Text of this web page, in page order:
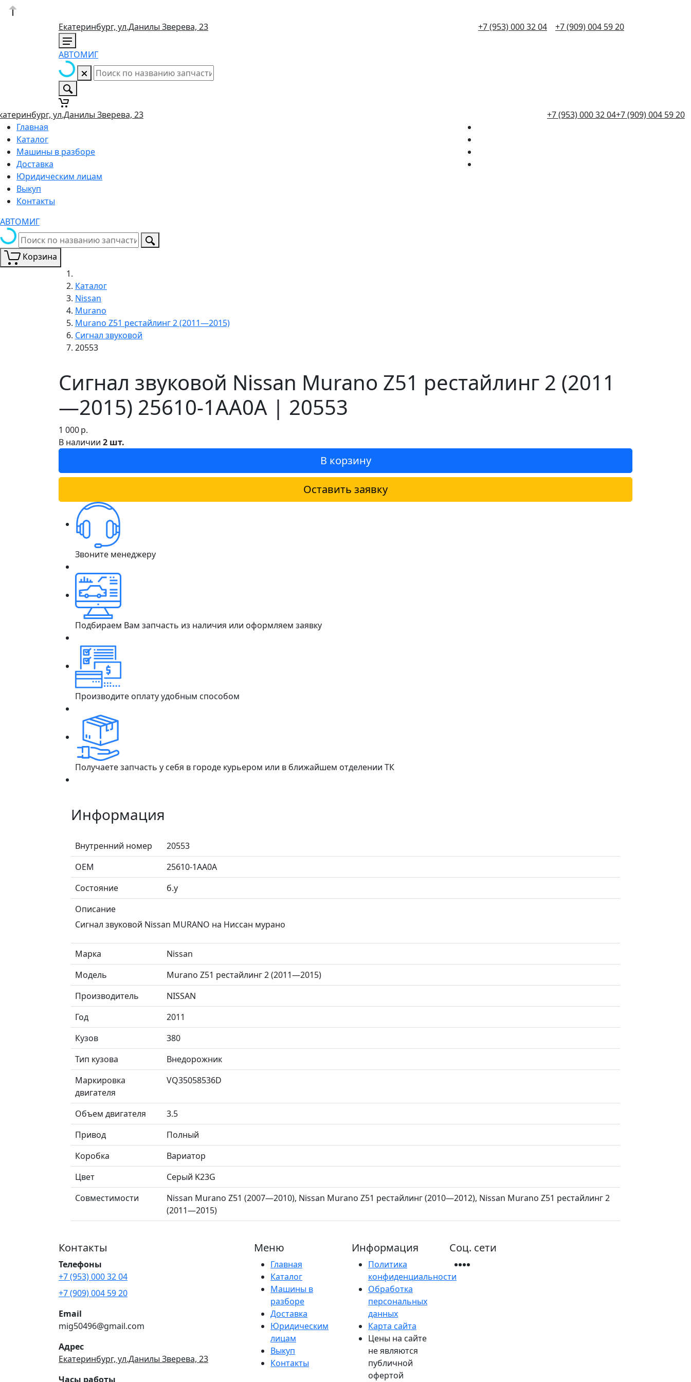
Екатеринбург, ул.Данилы Зверева, 23 +7 (953) 000 32 04 +7 (909) 004 59 20
АВТОМИГ
ул.Данилы Зверева, 23 +7 (953) 000 32 04+7 (909) 004 59 20
Главная
Каталог
Машины в разборе
Доставка
Юридическим лицам
Выкуп
Контакты
АВТОМИГ
Корзина
Каталог
Nissan
Murano
Murano Z51 рестайлинг 2 (2011—2015)
Сигнал звуковой
20553
Сигнал звуковой Nissan Murano Z51 рестайлинг 2 (2011
—2015) 25610-1AA0A | 20553
1 000р.
В наличии 2 шт.
В корзину
Оставить заявку
Звоните менеджеру
Подбираем Вам запчасть из наличия или оформляем заявку
Производите оплату удобным способом
Получаете запчасть у себя в городе курьером или в ближайшем отделении ТК
Информация
Внутренний номер
20553
ОЕМ
25610-1AA0A
Состояние
б.у
Описание
Сигнал звуковой Nissan MURANO на Ниссан мурано
Марка
Nissan
Модель
Murano Z51 рестайлинг 2 (2011—2015)
Производитель
NISSAN
Год
2011
Кузов
380
Тип кузова
Внедорожник
Маркировка
двигателя
VQ35058536D
Объем двигателя
3.5
Привод
Полный
Коробка
Вариатор
Цвет
Серый K23G
Совместимости
Nissan Murano Z51 (2007—2010), Nissan Murano Z51 рестайлинг (2010—2012), Nissan Murano Z51 рестайлинг 2
(2011—2015)
Контакты
Телефоны
+7 (953) 000 32 04
+7 (909) 004 59 20
Email
mig50496@gmail.com
Адрес
Екатеринбург, ул.Данилы Зверева, 23
Часы работы
Меню
Главная
Каталог
Машины в
разборе
Доставка
Юридическим
лицам
Выкуп
Контакты
Информация
Политика
конфиденциальности
Обработка
персональных
данных
Карта сайта
Цены на сайте
не являются
публичной
офертой
Соц. сети